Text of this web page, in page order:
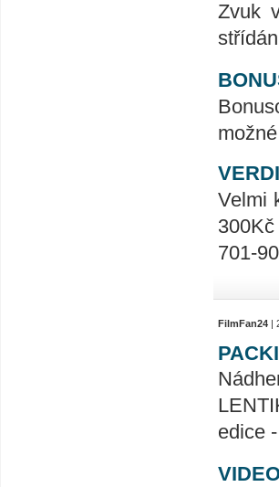
Zvuk
Velmi
701-
FilmFan24 |
edice